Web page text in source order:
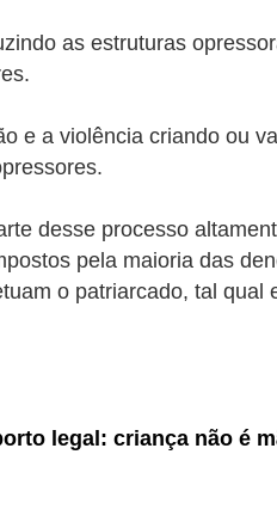
as estruturas
e a violência criando ou
desse processo
pela maioria das
o patriarcado, tal qual
legal: criança não é